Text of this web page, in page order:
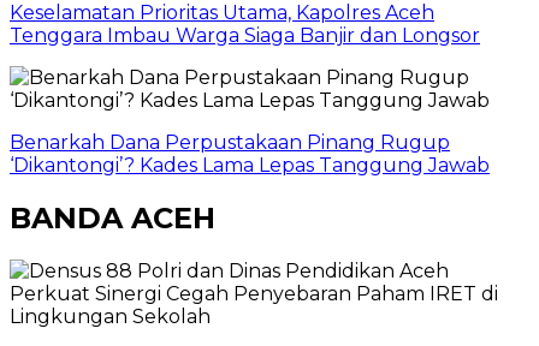
Keselamatan Prioritas Utama, Kapolres Aceh
Tenggara Imbau Warga Siaga Banjir dan Longsor
Benarkah Dana Perpustakaan Pinang Rugup
‘Dikantongi’? Kades Lama Lepas Tanggung Jawab
BANDA ACEH